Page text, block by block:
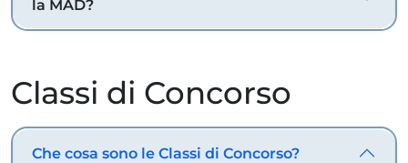
la MAD?
Classi di Concorso
Che cosa sono le Classi di Concorso?